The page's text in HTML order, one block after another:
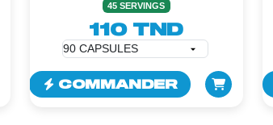
45 SERVINGS
110 TND
COMMANDER